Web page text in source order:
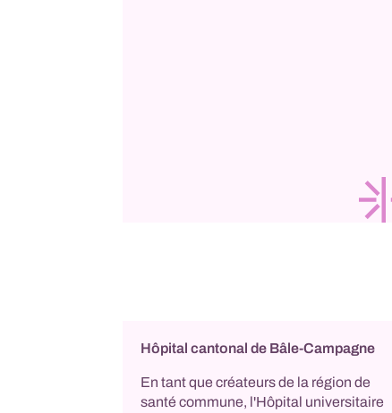
Hôpital cantonal de Bâle-Campagne
En tant que créateurs de la région de
santé commune, l'Hôpital universitaire